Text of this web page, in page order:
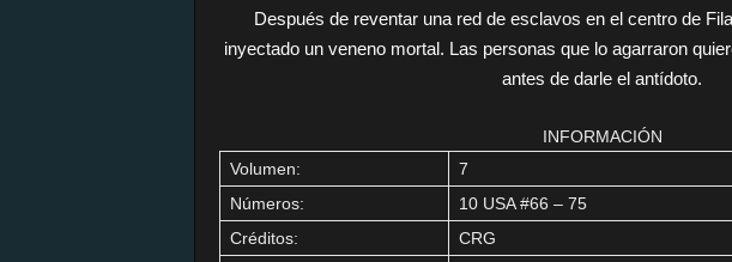
Después de reventar una red de esclavos en el centro de
inyectado un veneno mortal. Las personas que lo agarraron
antes de darle el antídoto.
INFORMACIÓN
Volumen:
7
Números:
10 USA #66 – 75
Créditos:
CRG